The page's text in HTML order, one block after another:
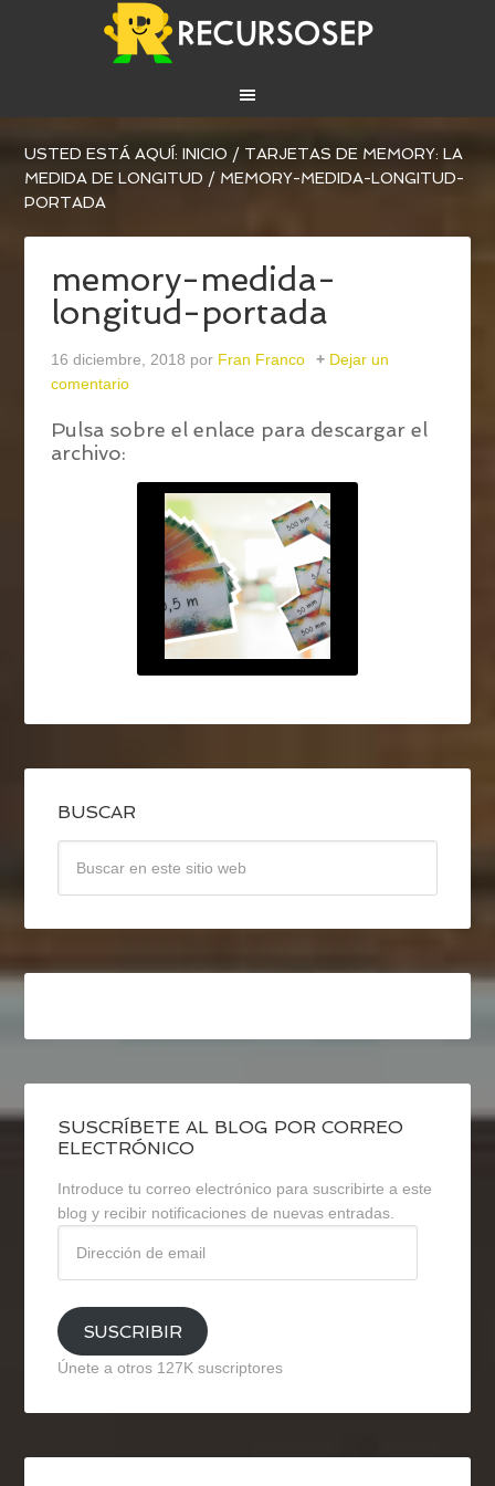
USTED ESTÁ AQUÍ:INICIO / TARJETAS DE MEMORY: LA
MEDIDA DE LONGITUD / MEMORY-MEDIDA-LONGITUD-
PORTADA
memory-medida-
longitud-portada
16 diciembre, 2018 por Fran Franco
Dejar un
comentario
Pulsa sobre el enlace para descargar el
archivo:
BUSCAR
SUSCRÍBETE AL BLOG POR CORREO
ELECTRÓNICO
Introduce tu correo electrónico para suscribirte a este
blog y recibir notificaciones de nuevas entradas.
email
SUSCRIBIR
Únete a otros 127K suscriptores